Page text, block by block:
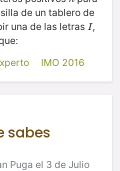
de un tablero de
una de las letras I
I ,
IMO 2016
sabes
Puga el 3 de Julio